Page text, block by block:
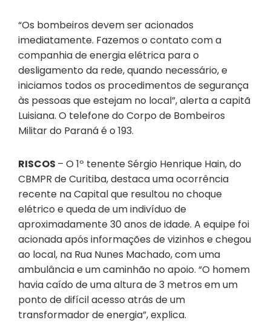
“Os bombeiros devem ser acionados
imediatamente. Fazemos o contato com a
companhia de energia elétrica para o
desligamento da rede, quando necessário, e
iniciamos todos os procedimentos de segurança
às pessoas que estejam no local”, alerta a capitã
Luisiana. O telefone do Corpo de Bombeiros
Militar do Paraná é o 193.
RISCOS – O 1º tenente Sérgio Henrique Hain, do
CBMPR de Curitiba, destaca uma ocorrência
recente na Capital que resultou no choque
elétrico e queda de um indivíduo de
aproximadamente 30 anos de idade. A equipe foi
acionada após informações de vizinhos e chegou
ao local, na Rua Nunes Machado, com uma
ambulância e um caminhão no apoio. “O homem
havia caído de uma altura de 3 metros em um
ponto de difícil acesso atrás de um
transformador de energia”, explica.